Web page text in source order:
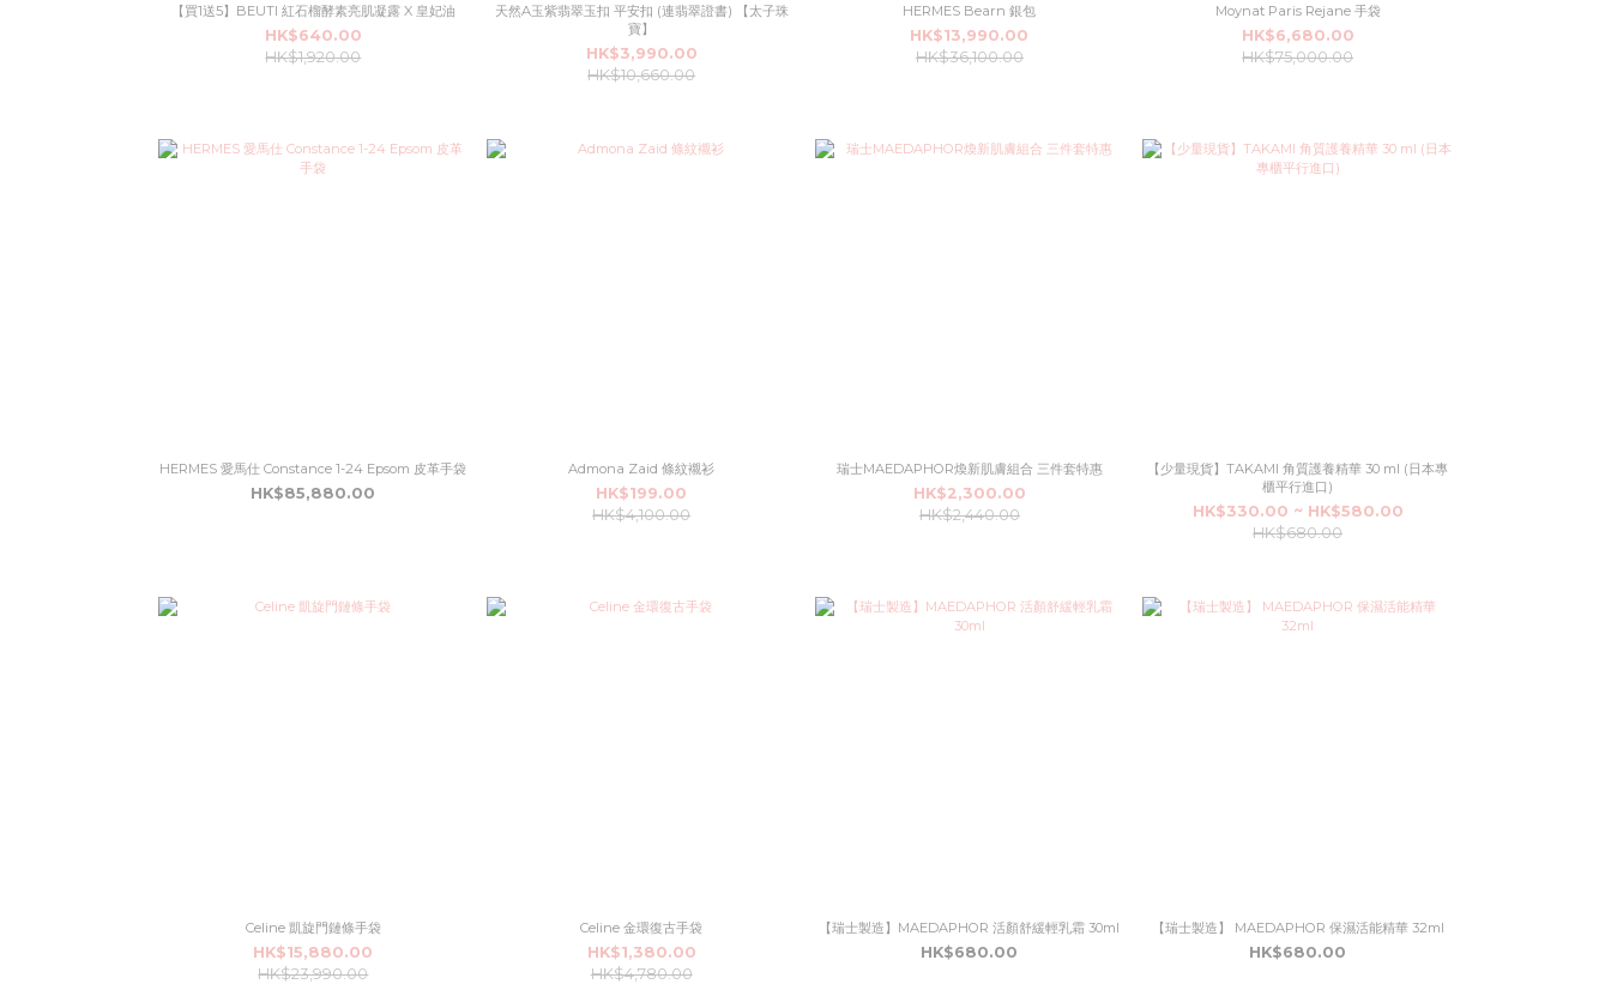
【買1送5】BEUTI 紅石榴酵素亮肌凝露 X 皇妃油
HK$640.00
HK$1,920.00
天然A玉紫翡翠玉扣 平安扣 (連翡翠證書) 【太子珠
寶】
HK$3,990.00
HK$10,660.00
HERMES Bearn 銀包
HK$13,990.00
HK$36,100.00
Moynat Paris Rejane 手袋
HK$6,680.00
HK$75,000.00
HERMES 愛馬仕 Constance 1-24 Epsom 皮革手袋
HK$85,880.00
Admona Zaid 條紋襯衫
HK$199.00
HK$4,100.00
瑞士MAEDAPHOR煥新肌膚組合 三件套特惠
HK$2,300.00
HK$2,440.00
【少量現貨】TAKAMI 角質護養精華 30 ml (日本專
櫃平行進口)
HK$330.00 ~ HK$580.00
HK$680.00
Celine 凱旋門鏈條手袋
HK$15,880.00
HK$23,990.00
Celine 金環復古手袋
HK$1,380.00
HK$4,780.00
【瑞士製造】MAEDAPHOR 活顏舒緩輕乳霜 30ml
HK$680.00
【瑞士製造】 MAEDAPHOR 保濕活能精華 32ml
HK$680.00